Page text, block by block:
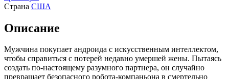
Страна США
Описание
Мужчина покупает андроида с искусственным интеллектом,
чтобы справиться с потерей недавно умершей жены. Пытаясь
создать по-настоящему разумного партнера, он случайно
превращает безопасного робота-компаньона в смертельно